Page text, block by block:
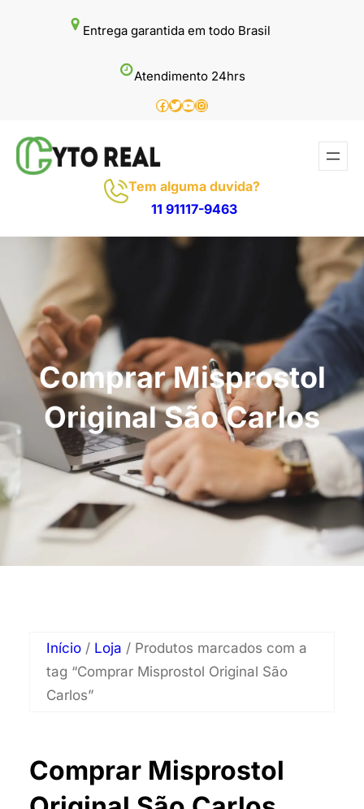
Entrega garantida em todo Brasil
Atendimento 24hrs
Facebook
Twitter
Youtube
Instagram
Tem alguma duvida?
11 91117-9463
Comprar Misprostol
Original São Carlos
Início / Loja / Produtos marcados com a
tag “Comprar Misprostol Original São
Carlos”
Comprar Misprostol